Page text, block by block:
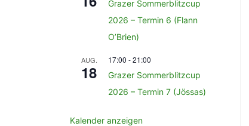
Grazer Sommerblitzcup
2026 – Termin 6 (Flann
O’Brien)
AUG.
18
17:00 -21:00
Grazer Sommerblitzcup
2026 – Termin 7 (Jössas)
Kalender anzeigen